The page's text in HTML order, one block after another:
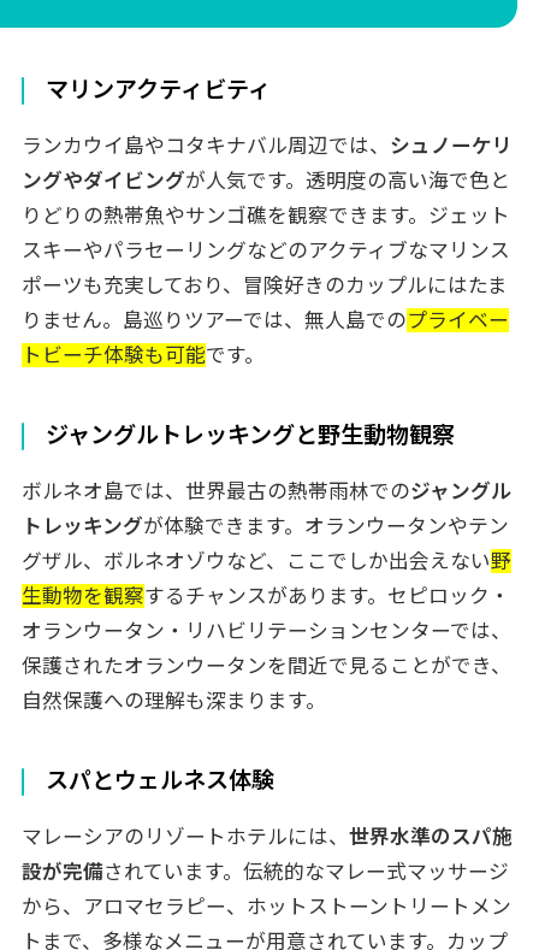
マリンアクティビティ
ランカウイ島やコタキナバル周辺では、 シュノーケリ
ングやダイビングが人気です。透明度の高い海で色と
りどりの熱帯魚やサンゴ礁を観察できます。ジェット
スキーやパラセーリングなどのアクティブなマリンス
ポーツも充実しており、冒険好きのカップルにはたま
りません。島巡りツアーでは、無人島でのプライベー
トビーチ体験も可能です。
ジャングルトレッキングと野生動物観察
ボルネオ島では、世界最古の熱帯雨林でのジャングル
トレッキングが体験できます。オランウータンやテン
グザル、ボルネオゾウなど、ここでしか出会えない野
生動物を観察するチャンスがあります。セピロック・
オランウータン・リハビリテーションセンターでは、
保護されたオランウータンを間近で見ることができ、
自然保護への理解も深まります。
スパとウェルネス体験
マレーシアのリゾートホテルには、 世界水準のスパ施
設が完備されています。伝統的なマレー式マッサージ
から、アロマセラピー、ホットストーントリートメン
トまで、多様なメニューが用意されています。カップ